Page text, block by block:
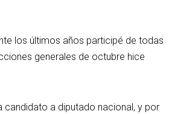
los últimos años participé de todas
generales de octubre hice
candidato a diputado nacional, y por